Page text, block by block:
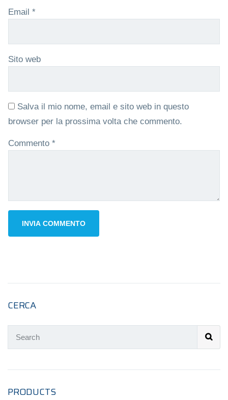
Email *
Sito web
Salva il mio nome, email e sito web in questo
browser per la prossima volta che commento.
Commento *
CERCA
PRODUCTS